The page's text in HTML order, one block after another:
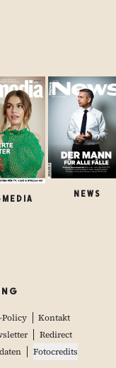
NEWS
Policy
Kontakt
Redirect
Fotocredits